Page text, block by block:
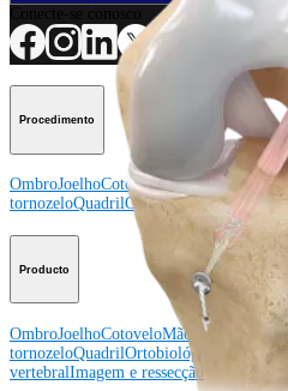
Procedimento
OmbroJoelhoCotoveloMão e punho
Pé e
tornozeloQuadrilOrtobiológicosCirurgia
Producto
OmbroJoelhoCotoveloMão e punho
Pé e
tornozeloQuadrilOrtobiológicos Cirurgia
vertebralImagem e ressecção